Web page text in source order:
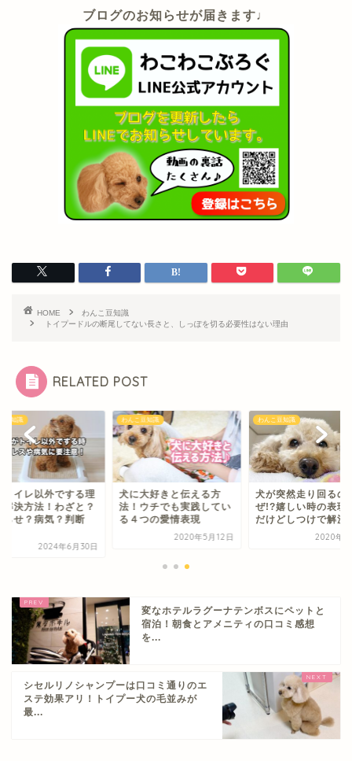
ブログのお知らせが届きます♩
HOME
わんこ豆知識
トイプードルの断尾してない長さと、しっぽを切る必要性はない理由
RELATED POST
豆知識
トイレ以外でする理
解決方法！わざと？
らせ？病気？判断
2024年6月30日
わんこ豆知識
犬に大好きと伝える方
法！ウチでも実践してい
る４つの愛情表現
2020年5月12日
わんこ豆知識
犬が突然走り回るの
ぜ!?嬉しい時の表現
だけどしつけで解決
2020年5
変なホテルラグーナテンボスにペットと
宿泊！朝食とアメニティの口コミ感想
を...
シセルリノシャンプーは口コミ通りのエ
ステ効果アリ！トイプー犬の毛並みが
最...